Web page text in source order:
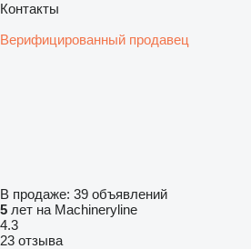
Контакты
Верифицированный продавец
В продаже: 39 объявлений
5 лет на Machineryline
4.3
23 отзыва